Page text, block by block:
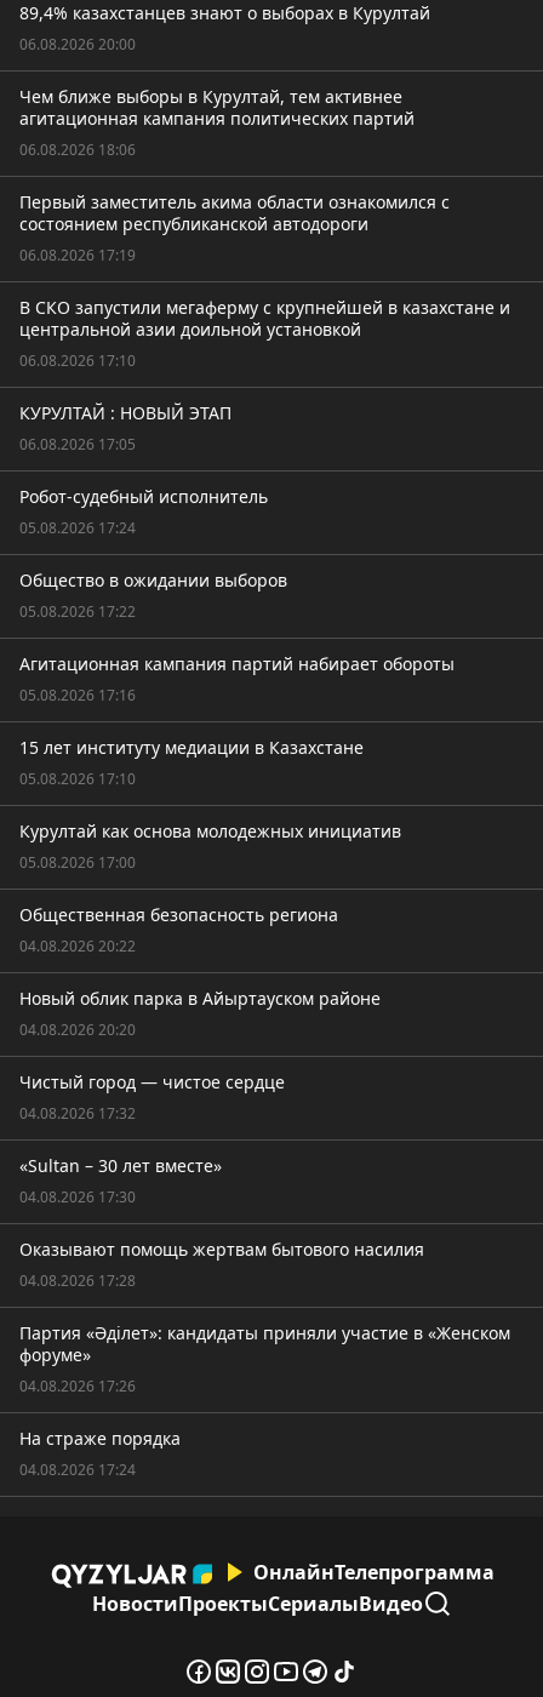
89,4% казахстанцев знают о выборах в Курултай
06.08.2026 20:00
Чем ближе выборы в Курултай, тем активнее
агитационная кампания политических партий
06.08.2026 18:06
Первый заместитель акима области ознакомился с
состоянием республиканской автодороги
06.08.2026 17:19
В СКО запустили мегаферму с крупнейшей в казахстане и
центральной азии доильной установкой
06.08.2026 17:10
КУРУЛТАЙ : НОВЫЙ ЭТАП
06.08.2026 17:05
Робот-судебный исполнитель
05.08.2026 17:24
Общество в ожидании выборов
05.08.2026 17:22
Агитационная кампания партий набирает обороты
05.08.2026 17:16
15 лет институту медиации в Казахстане
05.08.2026 17:10
Курултай как основа молодежных инициатив
05.08.2026 17:00
Общественная безопасность региона
04.08.2026 20:22
Новый облик парка в Айыртауском районе
04.08.2026 20:20
Чистый город — чистое сердце
04.08.2026 17:32
«Sultan – 30 лет вместе»
04.08.2026 17:30
Оказывают помощь жертвам бытового насилия
04.08.2026 17:28
Партия «Әділет»: кандидаты приняли участие в «Женском
форуме»
04.08.2026 17:26
На страже порядка
04.08.2026 17:24
ОнлайнТелепрограмма
НовостиПроектыСериалыВидео